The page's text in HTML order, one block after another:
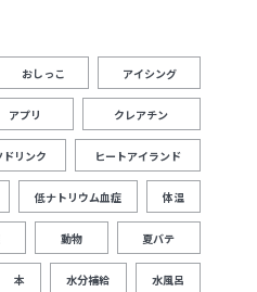
おしっこ アイシング
アプリ クレアチン
ドリンク ヒートアイランド
低ナトリウム血症 体温
動物 夏バテ
本 水分補給 水風呂